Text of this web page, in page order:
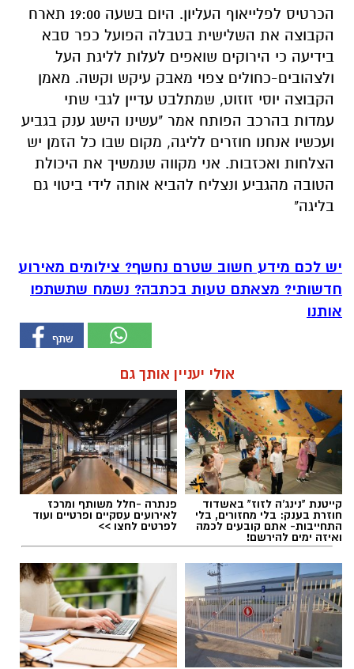
הכרטיס לפלייאוף העליון. היום בשעה 19:00 תארח
הקבוצה את השלישית בטבלה הפועל כפר סבא
בידיעה כי הירוקים שואפים לעלות לליגת העל
ולצהובים-כחולים צפוי מאבק עיקש וקשה. מאמן
הקבוצה יוסי זוזוט, שמתלבט עדיין לגבי שתי
עמדות בהרכב הפותח אמר "עשינו הישג ענק בגביע
ועכשיו אנחנו חוזרים לליגה, מקום שבו כל הזמן יש
הצלחות ואכזבות. אני מקווה שנמשיך את היכולת
הטובה מהגביע ונצליח להביא אותה לידי ביטוי גם
בליגה"
יש לכם מידע חשוב שטרם נחשף? צילומים מאירוע
חדשותי? מצאתם טעות בכתבה? נשמח שתשתפו
אותנו
אולי יעניין אותך גם
קייטנת "נינג'ה לזוז" באשדוד
חוזרת בענק: בלי מחזורים, בלי
התחייבות- אתם קובעים לכמה
ואיזה ימים להירשם!
פנתרה -חלל משותף ומרכז
לאירועים עסקיים ופרטיים ועוד
לפרטים לחצו >>